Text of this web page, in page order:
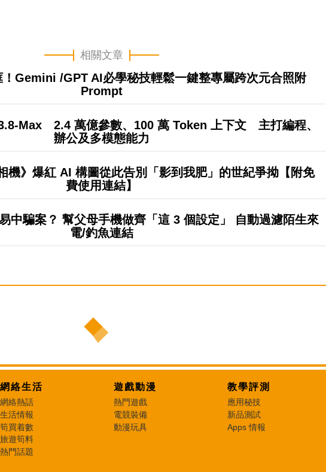
相關文章
Gemini /GPT AI必學秘技輕鬆一鍵整專屬跨次元合照附
Prompt
Max 2.4 萬億參數、100 萬 Token 上下文 主打編程、
辦公及多模態能力
機》爆紅 AI 構圖從此告別「影到我肥」的世紀爭拗【附免
費使用連結】
中騙案？ 幫父母手機做齊「這 3 個設定」 自動過濾陌生來
電/釣魚連結
網絡生活
網絡熱話
生活情報
筍買着數
旅遊筍料
熱門話題
遊戲動漫
熱門遊戲
電競裝備
動漫玩具
教學評測
應用秘技
新品測試
Apps 情報